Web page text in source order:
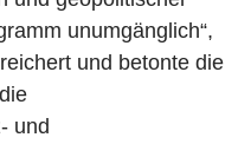
unumgänglich“,
und betonte die
und